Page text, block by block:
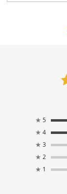
★ 5
★ 4
★ 3
★ 2
★ 1